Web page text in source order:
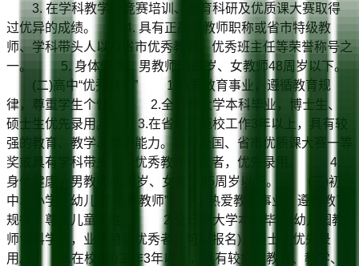
3. 在学科教学、竞赛培训、教育科研及优质课大赛取得
过优异的成绩。 4. 具有正高级教师职称或省市特级教
师、学科带头人以及省市优秀教师、优秀班主任等荣誉称号之
一。 5. 身体健康，男教师51周岁、女教师48周岁以下。
(二)高中“优秀教师” 1.热爱教育事业，遵循教育规
律，尊重学生个性。 2.全日制大学本科毕业，博士生、
硕士生优先录用。 3.在省级示范校工作3年以上，具有较
强的教育、教学、教研能力。获得全国、省市优质课大赛一等
奖或具有学科带头人、优秀教师称号者，优先录用。 4.
身体健康，男教师40周岁、女教师35周岁以下。 (三)初
中、小学、幼儿园“优秀教师” 1.热爱教育事业，遵循教育
规律，尊重儿童天性。 2.全日制大学本科毕业(幼儿园教
师专科学历，业绩特别优秀者，可以报名)，硕士生优先录
用。 3.在校(园)工作3年以上，具有较好的教育、教学、